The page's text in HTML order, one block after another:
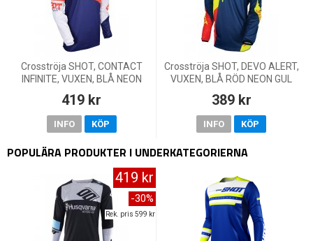
Crosströja SHOT, CONTACT
INFINITE, VUXEN, BLÅ NEON
ORANGE
419 kr
INFO KÖP
Crosströja SHOT, DEVO ALERT,
VUXEN, BLÅ RÖD NEON GUL
389 kr
INFO KÖP
POPULÄRA PRODUKTER I UNDERKATEGORIERNA
419 kr
-30%
Rek. pris 599 kr